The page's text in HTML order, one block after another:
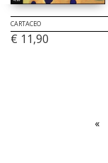
CARTACEO
€ 11,90
«